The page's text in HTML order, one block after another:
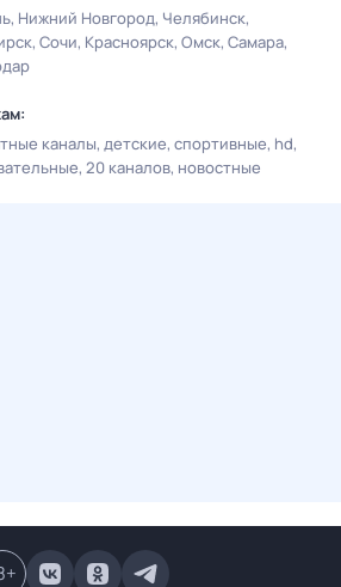
Нижний Новгород Челябинск
Сочи Красноярск Омск Самара
каналы детские спортивные hd
20 каналов новостные
+